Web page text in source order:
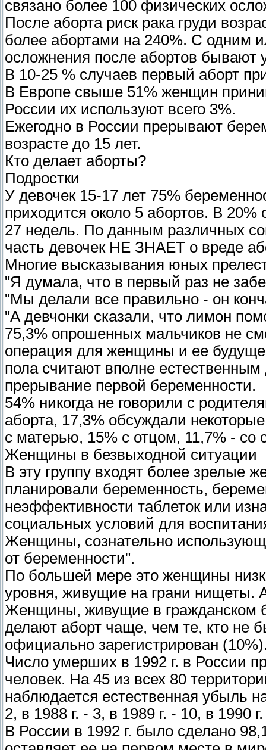
связано более 100 физических
После аборта риск рака груди
более абортами на 240%. С одним
осложнения после абортов бывают
В 10-25 % случаев первый аборт
В Европе свыше 51% женщин
России их используют всего 3%.
Ежегодно в России прерывают
возрасте до 15 лет.
Кто делает аборты?
Подростки
У девочек 15-17 лет 75%
приходится около 5 абортов. В
27 недель. По данным различных
часть девочек НЕ ЗНАЕТ о вреде
Многие высказывания юных
"Я думала, что в первый раз не
"Мы делали все правильно - он
"А девчонки сказали, что лимон
75,3% опрошенных мальчиков не
операция для женщины и ее
пола считают вполне
прерывание первой беременности.
54% никогда не говорили с
аборта, 17,3% обсуждали
с матерью, 15% с отцом, 11,7% -
Женщины в безвыходной ситуации
В эту группу входят более зрелые
планировали беременность,
неэффективности таблеток или
социальных условий для
Женщины, сознательно
от беременности".
По большей мере это женщины
уровня, живущие на грани нищеты.
Женщины, живущие в гражданском
делают аборт чаще, чем те, кто не
официально зарегистрирован
Число умерших в 1992 г. в России
человек. На 45 из всех 80
наблюдается естественная убыль
2, в 1988 г. - 3, в 1989 г. - 10, в 1990
В России в 1992 г. было сделано